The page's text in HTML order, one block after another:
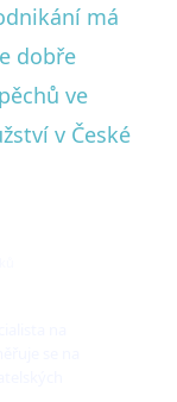
má
dobře
ve
v České